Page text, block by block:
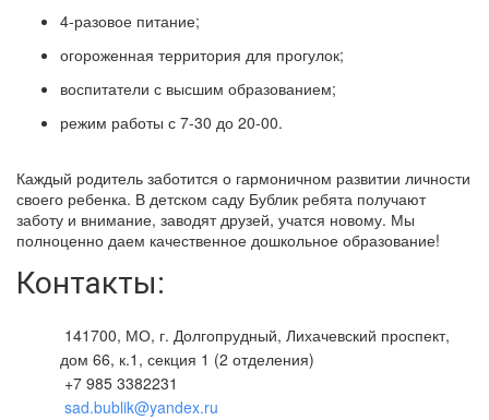
4-разовое питание;
огороженная территория для прогулок;
воспитатели с высшим образованием;
режим работы с 7-30 до 20-00.
Каждый родитель заботится о гармоничном развитии личности
своего ребенка. В детском саду Бублик ребята получают
заботу и внимание, заводят друзей, учатся новому. Мы
полноценно даем качественное дошкольное образование!
Контакты:
141700, МО, г. Долгопрудный, Лихачевский проспект,
дом 66, к.1, секция 1 (2 отделения)
+7 985 3382231
sad.bublik@yandex.ru